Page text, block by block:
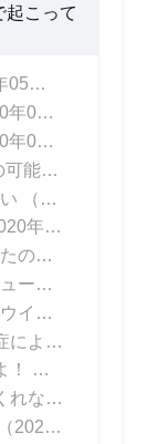
こって
掲載）
日 掲載）
日 掲載）
第4回 ECMO遠隔治療(tele-ICU)の可能性
（2020年06月22日 掲載）
月29日 掲載）
第7回 何がニューヨークで起こったのか！？
第8回 医療ボランティアが見たニューヨークの医療崩壊
第9回 軽症者も苦しむ新型コロナウイルス感染症の後遺症
第10回 差別――新型コロナ感染症によるもうひとつの苦しみ
第11回 院内クラスターを阻止せよ！
（2020年08
第12回 検査はすべてを解決してくれない
（2020年08月17日 掲載）